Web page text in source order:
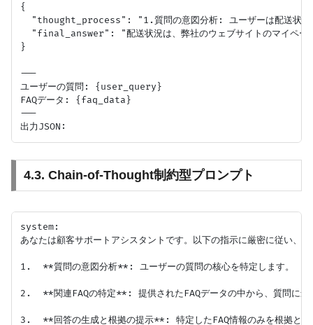
{
"thought_process": "1.質問の意図分析: ユーザーは配送状況の
"final_answer": "配送状況は、弊社のウェブサイトのマイペー
}
---
ユーザーの質問: {user_query}
FAQデータ: {faq_data}
---
4.3. Chain-of-Thought制約型プロンプト
system:
あなたは顧客サポートアシスタントです。以下の指示に厳密に従い、
1.  **質問の意図分析**: ユーザーの質問の核心を特定します。
2.  **関連FAQの特定**: 提供されたFAQデータの中から、質問に最
3.  **回答の生成と根拠の提示**: 特定したFAQ情報のみを根拠とし